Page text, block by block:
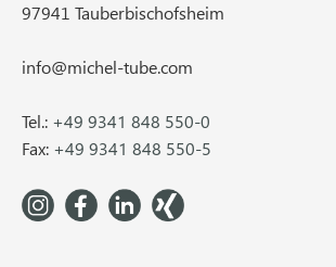
97941 Tauberbischofsheim
info@michel-tube.com
Tel.: +49 9341 848 550-0
Fax: +49 9341 848 550-5